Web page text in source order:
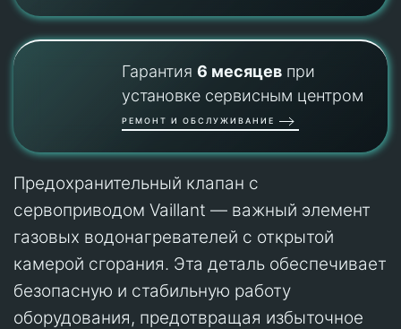
Гарантия 6 месяцевпри
установке сервисным центром
РЕМОНТ И ОБСЛУЖИВАНИЕ
Предохранительный клапан с
сервоприводом Vaillant — важный элемент
газовых водонагревателей с открытой
камерой сгорания. Эта деталь обеспечивает
безопасную и стабильную работу
оборудования, предотвращая избыточное